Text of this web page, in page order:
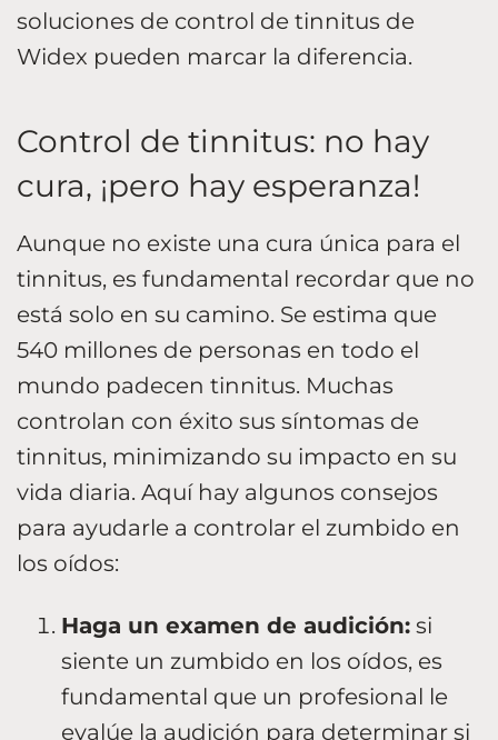
soluciones de control de tinnitus de
Widex pueden marcar la diferencia.
Control de tinnitus: no hay
cura, ¡pero hay esperanza!
Aunque no existe una cura única para el
tinnitus, es fundamental recordar que no
está solo en su camino. Se estima que
540 millones de personas en todo el
mundo padecen tinnitus. Muchas
controlan con éxito sus síntomas de
tinnitus, minimizando su impacto en su
vida diaria. Aquí hay algunos consejos
para ayudarle a controlar el zumbido en
los oídos:
Haga un examen de audición: si
siente un zumbido en los oídos, es
fundamental que un profesional le
evalúe la audición para determinar si